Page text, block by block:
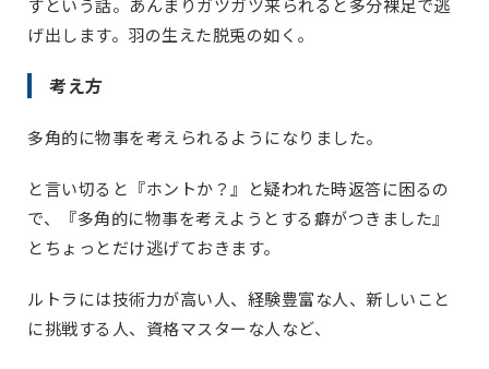
すという話。あんまりガツガツ来られると多分裸足で逃
げ出します。羽の生えた脱兎の如く。
考え方
多角的に物事を考えられるようになりました。
と言い切ると『ホントか？』と疑われた時返答に困るの
で、『多角的に物事を考えようとする癖がつきました』
とちょっとだけ逃げておきます。
ルトラには技術力が高い人、経験豊富な人、新しいこと
に挑戦する人、資格マスターな人など、